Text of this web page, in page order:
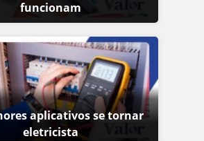
funcionam
aplicativos se tornar
eletricista